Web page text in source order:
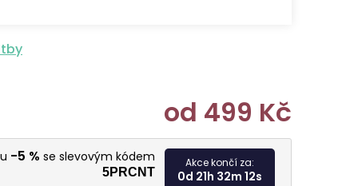
od 499 Kč
Měrná
-5 % se slevovým kódem
5PRCNT
Akce končí za:
0d 21h 32m 11s